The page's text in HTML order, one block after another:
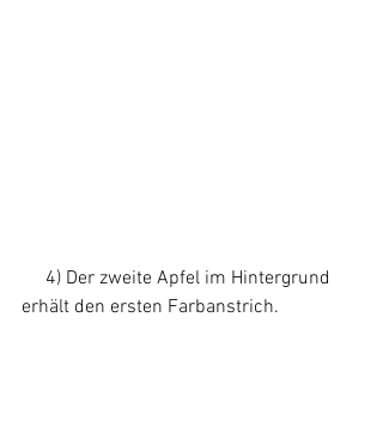
erhält den ersten Farbanstrich.